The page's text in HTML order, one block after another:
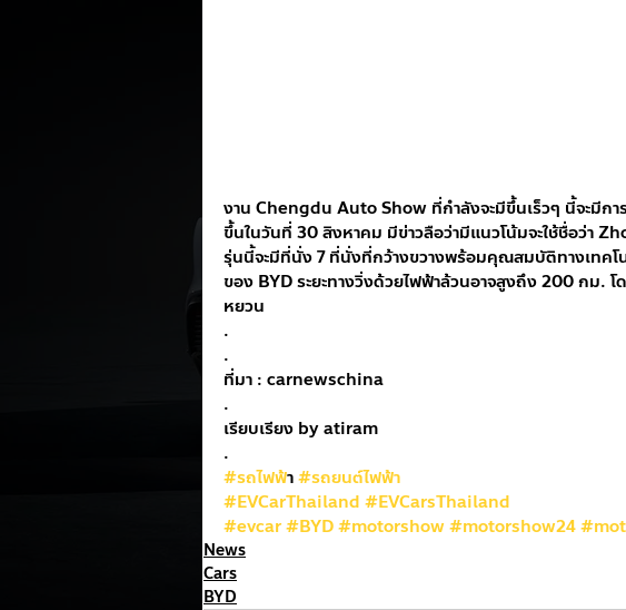
งาน Chengdu Auto Show ที่กำลังจะมีขึ้นเร็วๆ นี้จะมีก
ขึ้นในวันที่ 30 สิงหาคม มีข่าวลือว่ามีแนวโน้มจะใช้ชื่อว่า
รุ่นนี้จะมีที่นั่ง 7 ที่นั่งที่กว้างขวางพร้อมคุณสมบัติทางเทคโ
ของ BYD ระยะทางวิ่งด้วยไฟฟ้าล้วนอาจสูงถึง 200 กม.
หยวน
.
.
ที่มา : carnewschina
.
เรียบเรียง by atiram
.
#รถไฟฟ้า #รถยนต์ไฟฟ้า
#EVCarThailand #EVCarsThailand
#evcar#BYD#motorshow#motorshow24
News
Cars
BYD